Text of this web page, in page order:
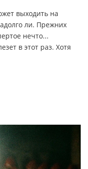
выходить на
ли. Прежних
нечто...
в этот раз. Хотя